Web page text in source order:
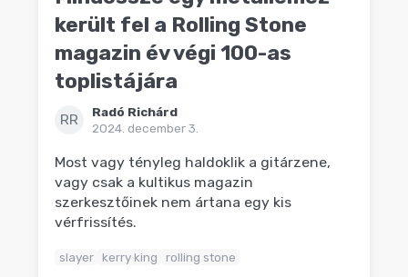
került fel a Rolling Stone
magazin év végi 100-as
toplistájára
RR
Radó Richárd
2024. december 3.
Most vagy tényleg haldoklik a gitárzene,
vagy csak a kultikus magazin
szerkesztőinek nem ártana egy kis
vérfrissítés.
slayer kerry king rolling stone